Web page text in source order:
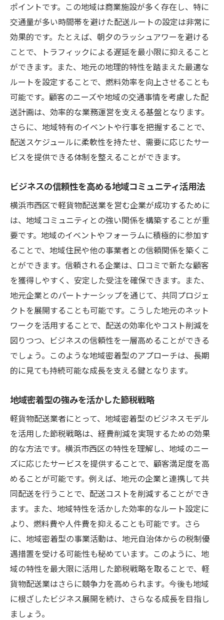
ポイントです。この地域は商業施設が多く存在し、特に
交通量が多い時間帯を避けた配送ルートの設定は非常に
効果的です。たとえば、朝夕のラッシュアワーを避ける
ことで、トラフィックによる遅延を最小限に抑えること
ができます。また、地元の地理的特性を踏まえた最適な
ルートを設定することで、燃料効率を向上させることも
可能です。顧客のニーズや地域の交通事情を考慮した配
送計画は、効率的な業務運営を支える基盤となります。
さらに、地域特有のイベントや行事を把握することで、
配送スケジュールに柔軟性を持たせ、需要に応じたサー
ビスを提供できる体制を整えることができます。
ビジネスの信頼性を高める地域コミュニティ活用法
横浜市西区で軽貨物配送業を営む企業が成功するために
は、地域コミュニティとの強い関係を構築することが重
要です。地域のイベントやフォーラムに積極的に参加す
ることで、地域住民や他の事業者との信頼関係を築くこ
とができます。信頼される企業は、口コミで新たな顧客
を獲得しやすく、安定した受注を確保できます。また、
地元企業とのパートナーシップを通じて、共同プロジェ
クトを展開することも可能です。こうした地元のネット
ワークを活用することで、配送の効率化やコスト削減を
図りつつ、ビジネスの信頼性を一層高めることができる
でしょう。このような地域密着型のアプローチは、長期
的に見ても持続可能な成長を支える鍵となります。
地域密着型の強みを活かした節税戦略
軽貨物配送業者にとって、地域密着型のビジネスモデル
を活用した節税戦略は、経費削減を実現するための効果
的な方法です。横浜市西区の特性を理解し、地域のニー
ズに応じたサービスを提供することで、顧客満足度を高
めることが可能です。例えば、地元の企業と連携して共
同配送を行うことで、配送コストを削減することができ
ます。また、地域特性を活かした効率的なルート設定に
より、燃料費や人件費を抑えることも可能です。さら
に、地域密着型の事業活動は、地元自治体からの税制優
遇措置を受ける可能性も秘めています。このように、地
域の特性を最大限に活用した節税戦略を取ることで、軽
貨物配送業はさらに競争力を高められます。今後も地域
に根ざしたビジネス展開を続け、さらなる成長を目指し
ましょう。